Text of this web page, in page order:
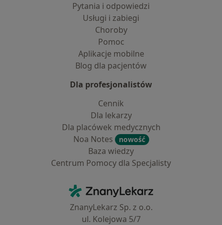
Pytania i odpowiedzi
Usługi i zabiegi
Choroby
Pomoc
Aplikacje mobilne
Blog dla pacjentów
Dla profesjonalistów
Cennik
Dla lekarzy
Dla placówek medycznych
Noa Notes
nowość
Baza wiedzy
Centrum Pomocy dla Specjalisty
ZnanyLekarz - Strona główna
ZnanyLekarz Sp. z o.o.
ul. Kolejowa 5/7